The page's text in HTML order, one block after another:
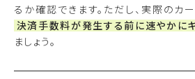
るか確認できます。ただし、実際のカ
決済手数料が発生する前に速やかに
ましょう。